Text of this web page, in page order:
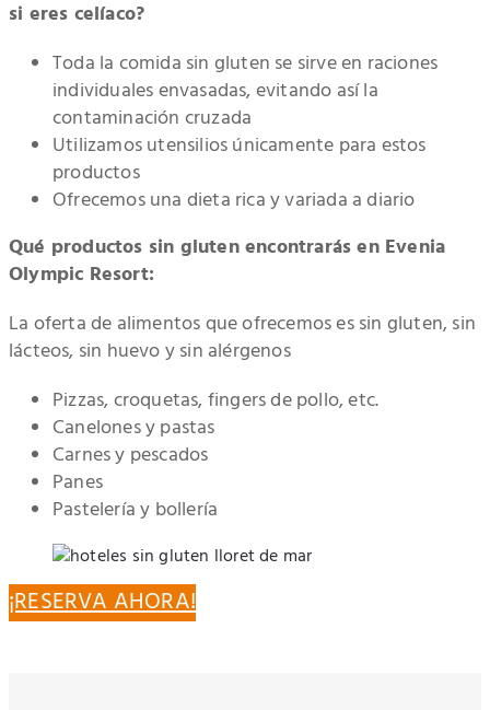
si eres celíaco?
Toda la comida sin gluten se sirve en raciones
individuales envasadas, evitando así la
contaminación cruzada
Utilizamos utensilios únicamente para estos
productos
Ofrecemos una dieta rica y variada a diario
Qué productos sin gluten encontrarás en Evenia
Olympic Resort:
La oferta de alimentos que ofrecemos es sin gluten, sin
lácteos, sin huevo y sin alérgenos
Pizzas, croquetas, fingers de pollo, etc.
Canelones y pastas
Carnes y pescados
Panes
Pastelería y bollería
¡RESERVA AHORA!